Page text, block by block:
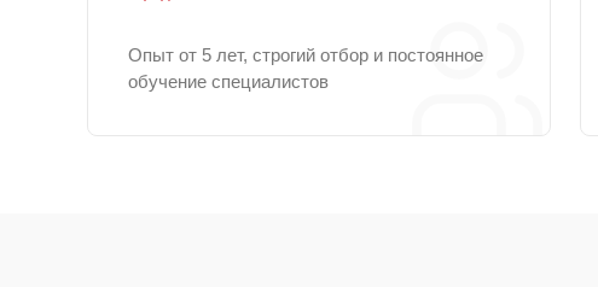
Опыт от 5 лет, строгий отбор и постоянное
обучение специалистов